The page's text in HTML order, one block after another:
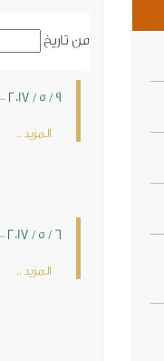
من تاريخ
9 / 5 / 2017
-
المزيد ..
6 / 5 / 2017
المزيد ..